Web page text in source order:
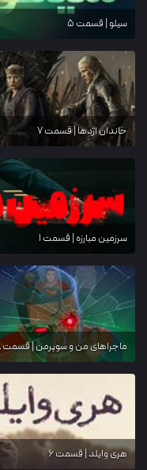
سیلو | قسمت 5
خاندان اژدها | قسمت 7
سرزمین مبارزه | قسمت 1
ماجراهای من و سوپرمن | قسمت 8
هری وایلد | قسمت 6